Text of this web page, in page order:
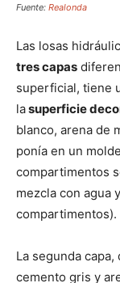
Fuente: Realonda
Las losas
tres capas
superficial, tiene
lasuperficie
blanco, arena de
ponía en un
compartimentos
mezcla con agua
compartimentos).
La segunda
cemento gris y